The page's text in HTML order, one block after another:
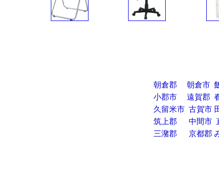
朝倉郡 朝倉市
小郡市
遠賀郡
久留米市 古賀市
筑上郡
中間市
三潴郡
京都郡